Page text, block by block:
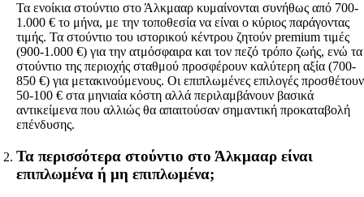
Τα ενοίκια στούντιο στο Άλκμααρ κυμαίνονται συνήθως από 700-
1.000 € το μήνα, με την τοποθεσία να είναι ο κύριος παράγοντας
τιμής. Τα στούντιο του ιστορικού κέντρου ζητούν premium τιμές
(900-1.000 €) για την ατμόσφαιρα και τον πεζό τρόπο ζωής, ενώ τα
στούντιο της περιοχής σταθμού προσφέρουν καλύτερη αξία (700-
850 €) για μετακινούμενους. Οι επιπλωμένες επιλογές προσθέτουν
50-100 € στα μηνιαία κόστη αλλά περιλαμβάνουν βασικά
αντικείμενα που αλλιώς θα απαιτούσαν σημαντική προκαταβολή
επένδυσης.
Τα περισσότερα στούντιο στο Άλκμααρ είναι
επιπλωμένα ή μη επιπλωμένα;